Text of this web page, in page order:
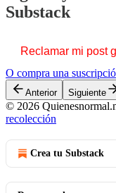
Substack
Reclamar mi post
O compra una
Anterior Siguiente
© 2026
recolección
Crea tu Substack